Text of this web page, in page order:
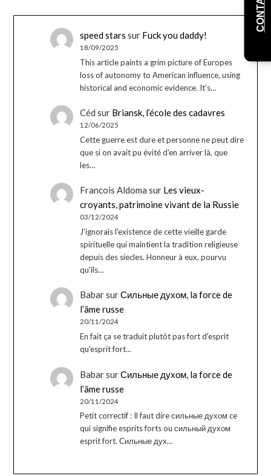
speed stars sur Fuck you daddy!
18/09/2025
This article paints a grim picture of Europes
loss of autonomy to American influence, using
historical and economic evidence. It’s…
Céd sur Briansk, l’école des cadavres
12/06/2025
Cette guerre est dure et personne ne peut dire
que si on avait pu évité d'en arriver là, que
les…
Francois Aldoma sur Les vieux-
croyants, patrimoine vivant de la Russie
03/12/2024
J'ignorais l'existence de cette vieille garde
spirituelle qui maintient la tradition religieuse
depuis des siecles. Honneur à eux, pourvu
qu'ils…
BabarsurСильные духом, la force de
l’âme russe
20/11/2024
En fait ça se traduit plutôt pas fort d'esprit
qu'esprit fort...
BabarsurСильные духом, la force de
l’âme russe
20/11/2024
Petit correctif : Il faut dire сильные духом ce
qui signifie esprits forts ou сильный духом
esprit fort. Сильные дух…